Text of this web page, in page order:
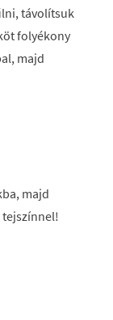
távolítsuk
folyékony
majd
majd
tejszínnel!